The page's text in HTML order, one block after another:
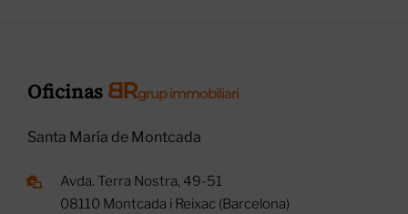
Oficinas BRgrup immobiliari
Santa María de Montcada
Avda. Terra Nostra, 49-51
08110 Montcada i Reixac (Barcelona)